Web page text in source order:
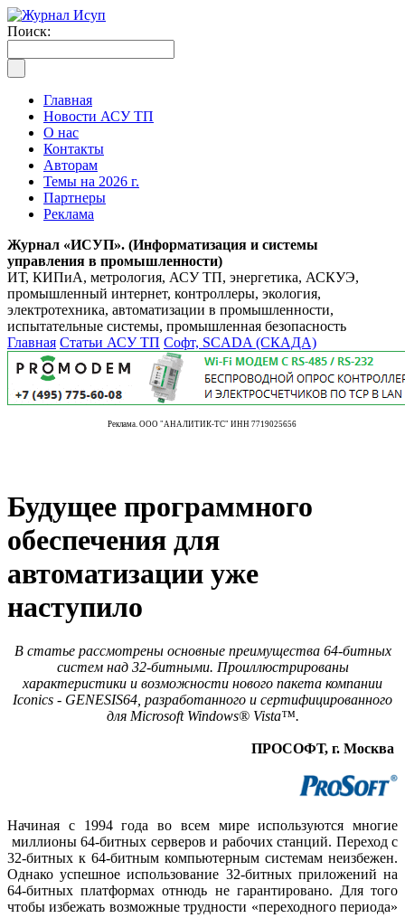
Поиск:
Главная
Новости АСУ ТП
О нас
Контакты
Авторам
Темы на 2026 г.
Партнеры
Реклама
Журнал «ИСУП». (Информатизация и системы
управления в промышленности)
ИТ, КИПиА, метрология, АСУ ТП, энергетика, АСКУЭ,
промышленный интернет, контроллеры, экология,
электротехника, автоматизации в промышленности,
испытательные системы, промышленная безопасность
Главная Статьи АСУ ТП Софт, SCADA (СКАДА)
Реклама. ООО "АНАЛИТИК-ТС" ИНН 7719025656
Будущее программного
обеспечения для
автоматизации уже
наступило
В статье рассмотрены основные преимущества 64-битных
систем над 32-битными. Проиллюстрированы
характеристики и возможности нового пакета компании
Iconics - GENESIS64, разработанного и сертифицированного
для Microsoft Windows® Vista™.
ПРОСОФТ, г. Москва
Начиная с 1994 года во всем мире используются многие
миллионы 64-битных серверов и рабочих станций. Переход с
32-битных к 64-битным компьютерным системам неизбежен.
Однако успешное использование 32-битных приложений на
64-битных платформах отнюдь не гарантировано. Для того
чтобы избежать возможные трудности «переходного периода»